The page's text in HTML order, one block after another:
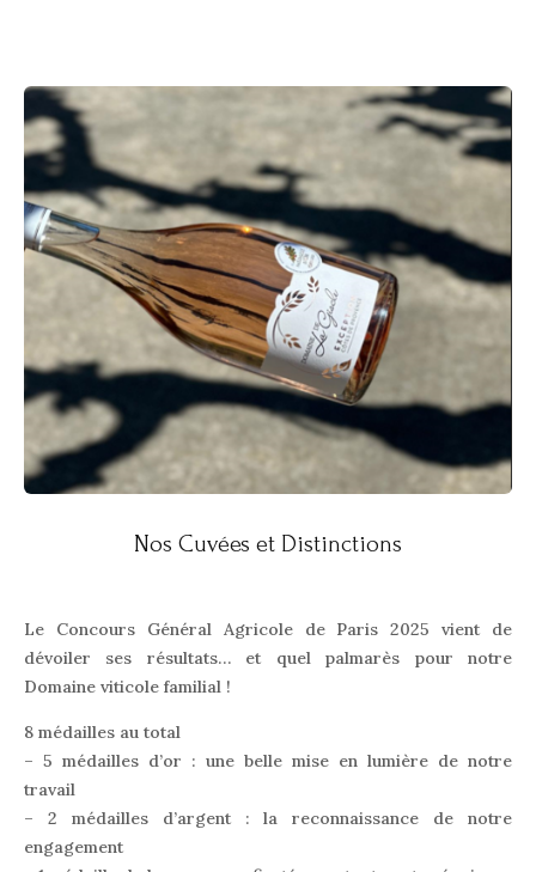
Nos Cuvées et Distinctions
Le Concours Général Agricole de Paris 2025 vient de
dévoiler ses résultats… et quel palmarès pour notre
Domaine viticole familial !
8 médailles au total
– 5 médailles d’or : une belle mise en lumière de notre
travail
– 2 médailles d’argent : la reconnaissance de notre
engagement